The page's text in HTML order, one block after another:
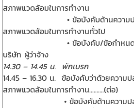
สภาพแวดล้อมในการทำงาน
• ข้อบังคับด้านความปลอดภั
สภาพแวดล้อมในการทำงานทั่วไป
• ข้อบังคับ/ข้อกำหนดด้านค
บริษัท ผู้ว่าจ้าง
14.30 – 14.45 น. พักเบรก
14.45 – 16.30 น. ข้อบังคับว่าด้วยความ
สภาพแวดล้อมในการทำงาน..........(ต่อ)
• ข้อบังคับด้านความปลอดภั